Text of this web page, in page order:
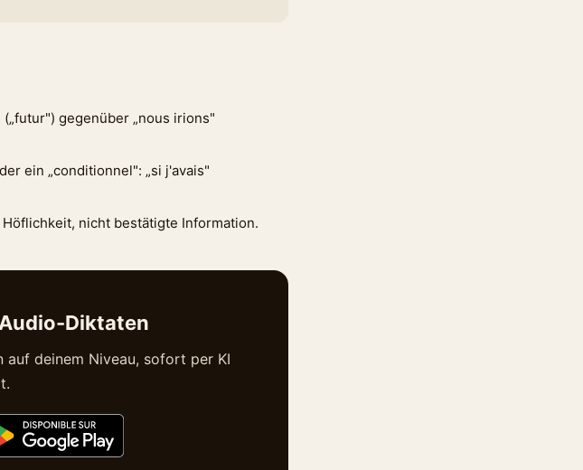
gegenüber „nous irions"
ein „conditionnel": „si j'avais"
nicht bestätigte Information.
Diktaten
auf deinem Niveau, sofort per KI